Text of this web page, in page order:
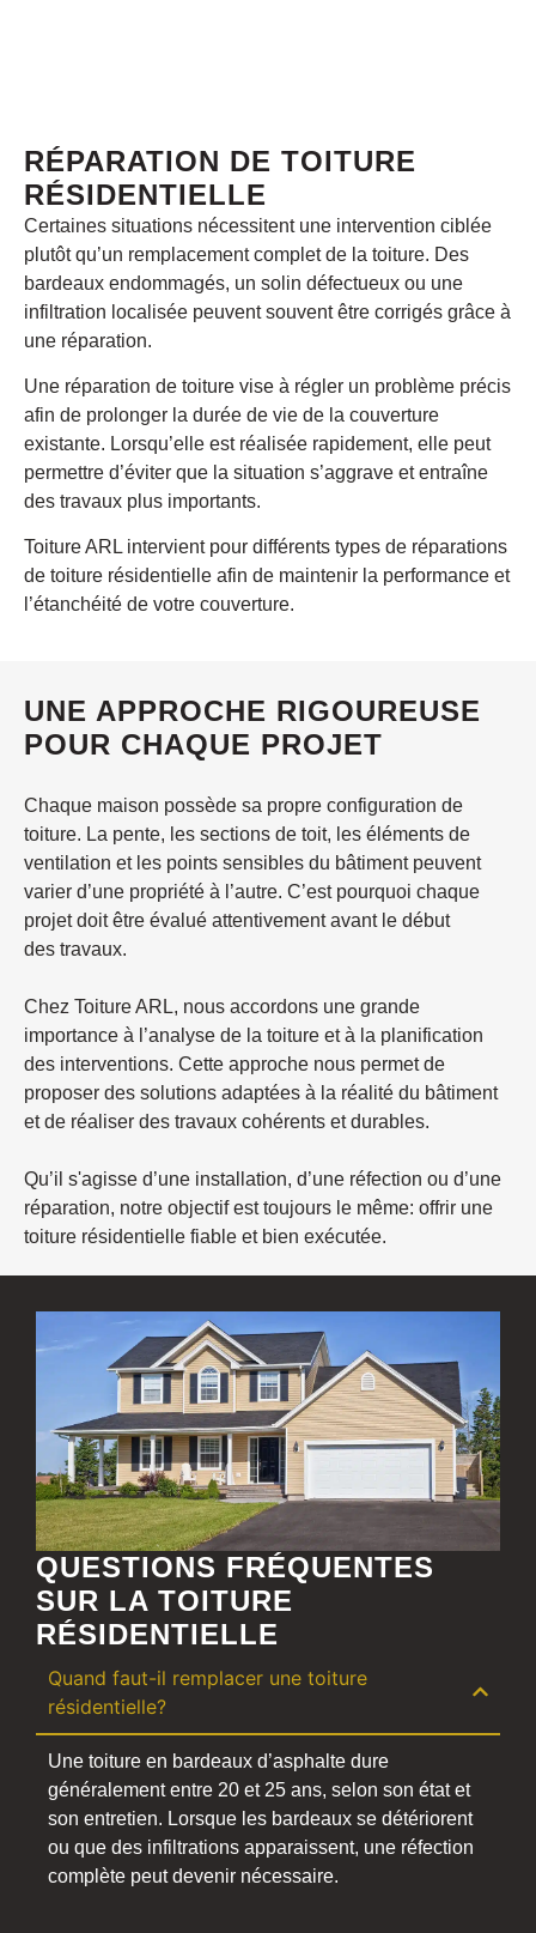
RÉPARATION DE TOITURE
RÉSIDENTIELLE
Certaines situations nécessitent une intervention ciblée
plutôt qu’un remplacement complet de la toiture. Des
bardeaux endommagés, un solin défectueux ou une
infiltration localisée peuvent souvent être corrigés grâce à
une réparation.
Une réparation de toiture vise à régler un problème précis
afin de prolonger la durée de vie de la couverture
existante. Lorsqu’elle est réalisée rapidement, elle peut
permettre d’éviter que la situation s’aggrave et entraîne
des travaux plus importants.
Toiture ARL intervient pour différents types de réparations
de toiture résidentielle afin de maintenir la performance et
l’étanchéité de votre couverture.
UNE APPROCHE RIGOUREUSE
POUR CHAQUE PROJET
Chaque maison possède sa propre configuration de
toiture. La pente, les sections de toit, les éléments de
ventilation et les points sensibles du bâtiment peuvent
varier d’une propriété à l’autre. C’est pourquoi chaque
projet doit être évalué attentivement avant le début
des travaux.
Chez Toiture ARL, nous accordons une grande
importance à l’analyse de la toiture et à la planification
des interventions. Cette approche nous permet de
proposer des solutions adaptées à la réalité du bâtiment
et de réaliser des travaux cohérents et durables.
Qu’il s'agisse d’une installation, d’une réfection ou d’une
réparation, notre objectif est toujours le même: offrir une
toiture résidentielle fiable et bien exécutée.
QUESTIONS FRÉQUENTES
SUR LA TOITURE
RÉSIDENTIELLE
Quand faut-il remplacer une toiture
résidentielle?
Une toiture en bardeaux d’asphalte dure
généralement entre 20 et 25 ans, selon son état et
son entretien. Lorsque les bardeaux se détériorent
ou que des infiltrations apparaissent, une réfection
complète peut devenir nécessaire.